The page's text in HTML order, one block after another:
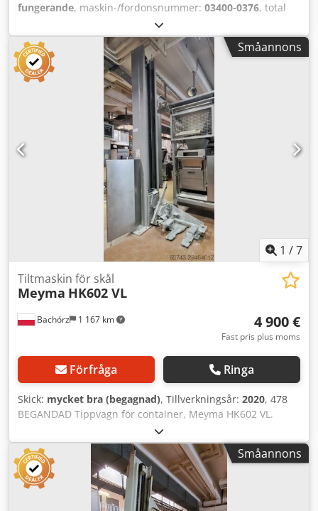
fungerande, maskin-/fordonsnummer: 03400-0376, total
, lastkapacitet:
mm, total längd:1 700 mm, lyfthöjd:1 300 mm,
inspänning:
, Vi erbjuder denna begagnade tippvagn
med Diosna HK300-lyft, tillverkad år 2014, för användning
med Diosna Wendelkneter WV240 ATP/FU-degmaskin. Typ:
HK300 Fabriksnummer: 03400-0376 Tillverkningsår: 2014
Ljudtrycksnivå (LpA): 70 dB(A) Antal faser: 3 Märkspänning
(Un): 400 V Frekvens: 50 Hz Märkeffekt (Pn): 1,1 kW
Märkström (In): 2,5 A Angivet pris avser 1 st och är ett
netto-pris. Vi har 2 st till försäljning. Dwodpfx Akozquiloqsa
Vid frågor eller behov av ytterligare information, vänligen
skicka ett meddelande eller kontakta oss via telefon.
Småannons
1 /7
Bachórz 1 167 km
Tiltmaskin för skål
Meyma HK602 VL
4 900 €
Fast pris plus moms
Förfråga Ringa
Skick: mycket bra (begagnad), Tillverkningsår: 2020, 478
BEGANDAD Tippvagn för container, Meyma HK602 VL.
YTTRE DIMENSIONER (i cm): - bredd: 150 Dodpfxjzqvups
Akqewa - längd: 150 - höjd: 372 TEKNISKA DATA: -
tillverkningsår: 2020 - spänning: 400V Angivet pris är ett
nettopris. Följande tillval finns mot extra kostnad:
transport av maskinen. VI TALAR ENGELSKA, TYSKA,
FRANSKA, RYSKA OCH UKRAINSKA.
Småannons